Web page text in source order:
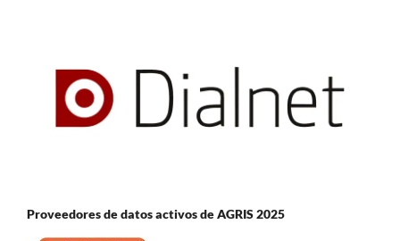
Proveedores de datos activos de AGRIS 2025